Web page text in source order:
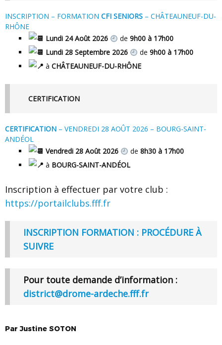
INSCRIPTION – FORMATION CFI SENIORS – CHÂTEAUNEUF-DU-
RHÔNE
Lundi 24 Août 2026
de 9h00 à 17h00
Lundi 28 Septembre 2026
de 9h00 à 17h00
à CHÂTEAUNEUF-DU-RHÔNE
CERTIFICATION
CERTIFICATION – VENDREDI 28 AOÛT 2026 – BOURG-SAINT-
ANDÉOL
Vendredi 28 Août 2026
de 8h30 à 17h00
à BOURG-SAINT-ANDÉOL
Inscription à effectuer par votre club :
https://portailclubs.fff.fr
INSCRIPTION FORMATION : PROCÉDURE À
SUIVRE
Pour toute demande d’information :
district@drome-ardeche.fff.fr
ParJustine SOTON